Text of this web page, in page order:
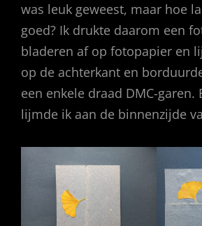
was leuk geweest, maar hoe
goed? Ik drukte daarom een
bladeren af op fotopapier en
op de achterkant en
een enkele draad DMC-garen.
lijmde ik aan de binnenzijde